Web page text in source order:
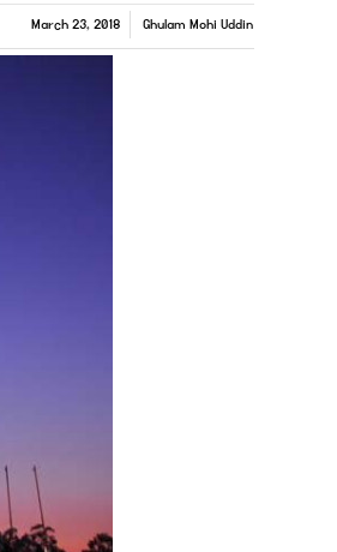
Ghulam Mohi Uddin
March 23, 2018